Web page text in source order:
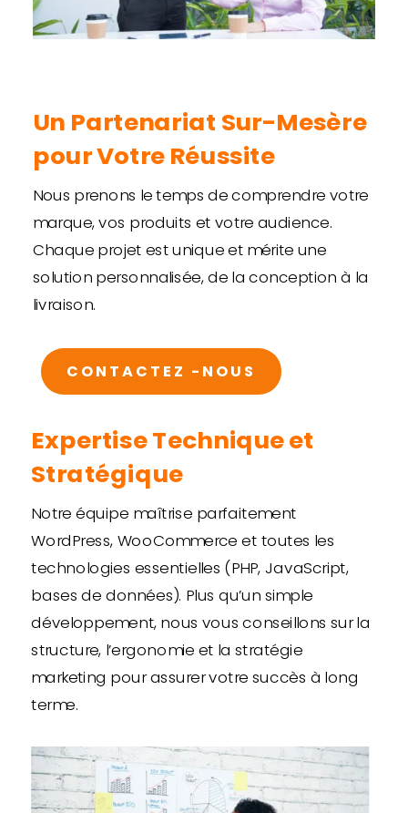
Un Partenariat Sur-Mesère
pour Votre Réussite
Nous prenons le temps de comprendre votre
marque, vos produits et votre audience.
Chaque projet est unique et mérite une
solution personnalisée, de la conception à la
livraison.
CONTACTEZ -NOUS
Expertise Technique et
Stratégique
Notre équipe maîtrise parfaitement
WordPress, WooCommerce et toutes les
technologies essentielles (PHP, JavaScript,
bases de données). Plus qu’un simple
développement, nous vous conseillons sur la
structure, l’ergonomie et la stratégie
marketing pour assurer votre succès à long
terme.